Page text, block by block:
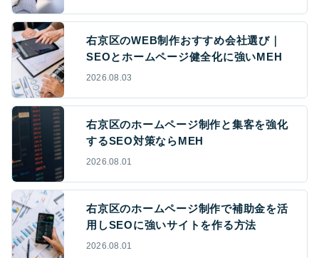
右京区のWEB制作おすすめ会社選び｜
SEOとホームページ健全化に強いMEH
2026.08.03
右京区のホームページ制作と集客を強化
するSEO対策ならMEH
2026.08.01
右京区のホームページ制作で補助金を活
用しSEOに強いサイトを作る方法
2026.08.01